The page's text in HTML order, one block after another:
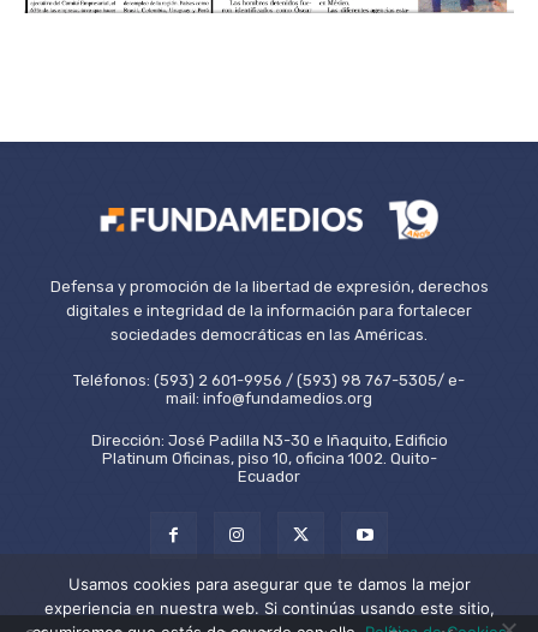
Defensa y promoción de la libertad de expresión, derechos
digitales e integridad de la información para fortalecer
sociedades democráticas en las Américas.
Teléfonos: (593) 2 601-9956 / (593) 98 767-5305/ e-
mail: info@fundamedios.org
Dirección: José Padilla N3-30 e Iñaquito, Edificio
Platinum Oficinas, piso 10, oficina 1002. Quito-
Ecuador
Usamos cookies para asegurar que te damos la mejor
experiencia en nuestra web. Si continúas usando este sitio,